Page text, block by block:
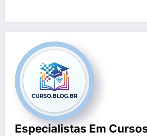
Especialistas Em Cursos